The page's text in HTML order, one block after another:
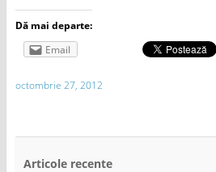
Dă mai departe:
Email
octombrie 27, 2012
Articole recente